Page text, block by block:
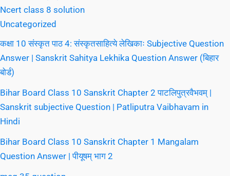
Ncert class 8 solution
Uncategorized
कक्षा 10 संस्कृत पाठ 4: संस्कृतसाहित्ये लेखिकाः Subjective Question
Answer | Sanskrit Sahitya Lekhika Question Answer (बिहार
बोर्ड)
Bihar Board Class 10 Sanskrit Chapter 2 पाटलिपुत्रवैभवम् |
Sanskrit subjective Question | Patliputra Vaibhavam in
Hindi
Bihar Board Class 10 Sanskrit Chapter 1 Mangalam
Question Answer | पीयूषम् भाग 2